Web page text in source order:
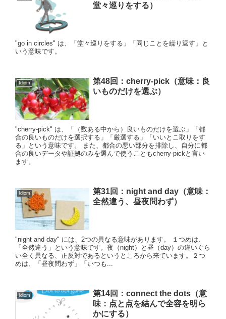
堂々巡りをする）
"go in circles" は、「堂々巡りをする」「同じことを繰り返す」と
いう意味です。
Idiom
第48回：cherry-pick（意味：良
いものだけを選ぶ）
"cherry-pick" は、「（数ある中から）良いものだけを選ぶ」「都
合の良いものだけを選択する」「厳選する」「いいとこ取りをす
る」という意味です。 また、都合の悪い部分を排除し、自分に都
合の良いデータや証拠のみを選んで使うこともcherry-pickと言い
ます。
Idiom
第31回：night and day（意味：
全然違う、昼夜問わず）
"night and day" には、2つの異なる意味があります。 １つめは、
「全然違う」という意味です。夜（night）と昼（day）の違いぐら
い全く異なる、正反対であるというところから来ています。２つ
めは、「昼夜問わず」「いつも...
Idiom
第14回：connect the dots（意
味：点と点を結んで全容を明ら
かにする）